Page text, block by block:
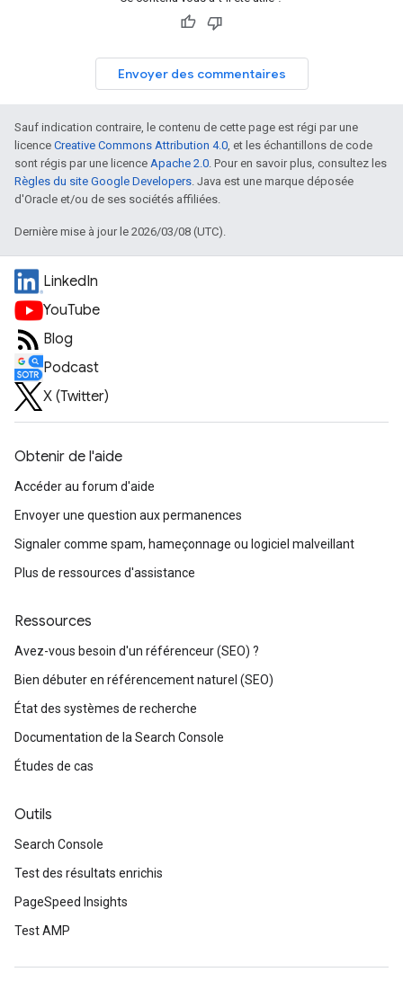
Envoyer des commentaires
Sauf indication contraire, le contenu de cette page est régi par une
licence Creative Commons Attribution 4.0, et les échantillons de code
sont régis par une licence Apache 2.0. Pour en savoir plus, consultez les
Règles du site Google Developers. Java est une marque déposée
d'Oracle et/ou de ses sociétés affiliées.
Dernière mise à jour le 2026/03/08 (UTC).
LinkedIn
YouTube
Blog
Podcast
X (Twitter)
Obtenir de l'aide
Accéder au forum d'aide
Envoyer une question aux permanences
Signaler comme spam, hameçonnage ou logiciel malveillant
Plus de ressources d'assistance
Ressources
Avez-vous besoin d'un référenceur (SEO) ?
Bien débuter en référencement naturel (SEO)
État des systèmes de recherche
Documentation de la Search Console
Études de cas
Outils
Search Console
Test des résultats enrichis
PageSpeed Insights
Test AMP